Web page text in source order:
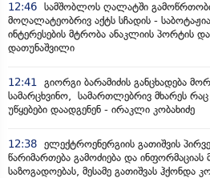
12:46 სამშობლოს ღალატში
მოღალატეობრივ აქტს სჩადის -
ინტერესების მტრობა ანაკლიის პორტის
დათუნაშვილი
12:41 გიორგი ბარამიძის განცხადება
სამარცხვინო, სამართლებრივ მხარეს რაც
უწყებები დაადგენენ - ირაკლი კობახიძე
12:38 ელექტროენერგიის გათიშვის
წარიმართება გამოძიება და ინფორმაციას
საზოგადოებას, მესამე გათიშვას ჰქონდა